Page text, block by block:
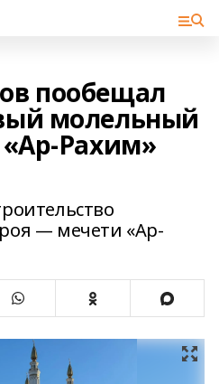
пообещал
молельный
Рахим»
— мечети «Ар-